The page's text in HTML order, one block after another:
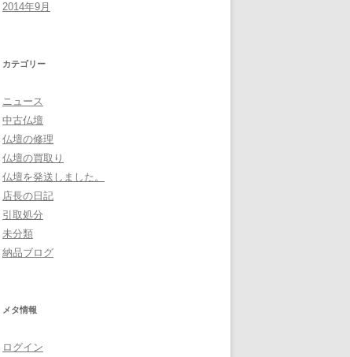
2014年9月
カテゴリー
ニュース
中古仏壇
仏壇の修理
仏壇の買取り
仏壇を発送しました。
店長の日記
引取処分
未分類
納品ブログ
メタ情報
ログイン